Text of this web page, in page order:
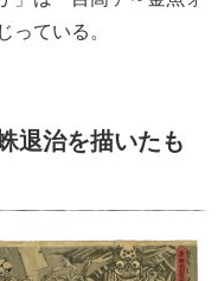
っている。
退治を描いたも